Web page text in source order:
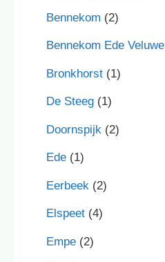
Bennekom (2)
Bennekom Ede Veluwe
Bronkhorst (1)
De Steeg (1)
Doornspijk (2)
Ede (1)
Eerbeek (2)
Elspeet (4)
Empe (2)